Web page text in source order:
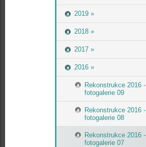
2019 »
2018 »
2017 »
2016 »
Rekonstrukce 2016 -
fotogalerie 09
Rekonstrukce 2016 -
fotogalerie 08
Rekonstrukce 2016 -
fotogalerie 07